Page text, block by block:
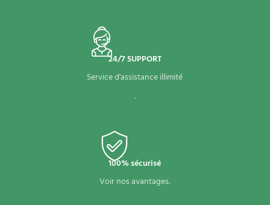
24/7 SUPPORT
Service d'assistance illimité
.
100% sécurisé
Voir nos avantages.